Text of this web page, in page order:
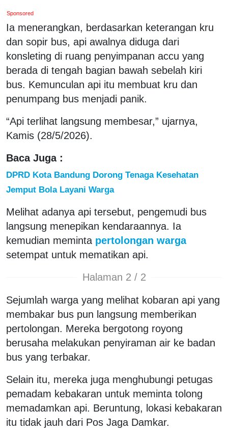
Sponsored
Ia menerangkan, berdasarkan keterangan kru
dan sopir bus, api awalnya diduga dari
konsleting di ruang penyimpanan accu yang
berada di tengah bagian bawah sebelah kiri
bus. Kemunculan api itu membuat kru dan
penumpang bus menjadi panik.
“Api terlihat langsung membesar,” ujarnya,
Kamis (28/5/2026).
Baca Juga :
DPRD Kota Bandung Dorong Tenaga Kesehatan
Jemput Bola Layani Warga
Melihat adanya api tersebut, pengemudi bus
langsung menepikan kendaraannya. Ia
kemudian meminta pertolongan warga
setempat untuk mematikan api.
Halaman 2 / 2
Sejumlah warga yang melihat kobaran api yang
membakar bus pun langsung memberikan
pertolongan. Mereka bergotong royong
berusaha melakukan penyiraman air ke badan
bus yang terbakar.
Selain itu, mereka juga menghubungi petugas
pemadam kebakaran untuk meminta tolong
memadamkan api. Beruntung, lokasi kebakaran
itu tidak jauh dari Pos Jaga Damkar.